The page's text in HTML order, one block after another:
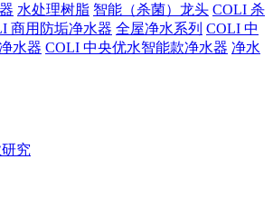
水处理树脂 智能（杀菌）龙头 COLI 杀
商用防垢净水器 全屋净水系列 COLI 中
水器 COLI 中央优水智能款净水器 净水
究